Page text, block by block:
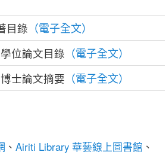
目錄 （電子全文）
位論文目錄 （電子全文）
士論文摘要 （電子全文）
、 Airiti Library 華藝線上圖書館 、